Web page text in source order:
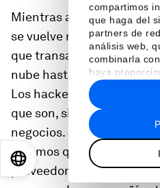
compartimos
que haga del
partners de
análisis web,
combinarla
haya
recopilado a
hecho de sus
Mientras avanzamos
se vuelve mucho más
que transacciona, desde
nube hasta la gente que
Los hackers suelen ir tras
que son, sino por la gente
negocios. Si pensamos en
veremos que se originó
proveedores que tenía
EN